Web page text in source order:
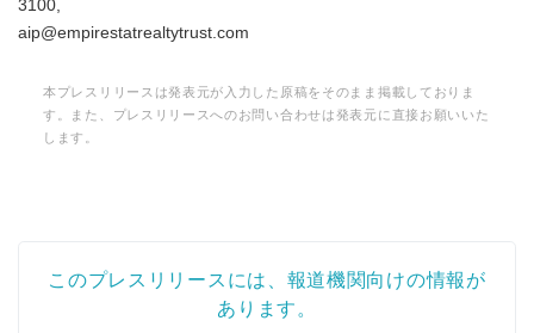
3100,
aip@empirestatrealtytrust.com
本プレスリリースは発表元が入力した原稿をそのまま掲載しておりま
す。また、プレスリリースへのお問い合わせは発表元に直接お願いいた
します。
このプレスリリースには、報道機関向けの情報が
あります。